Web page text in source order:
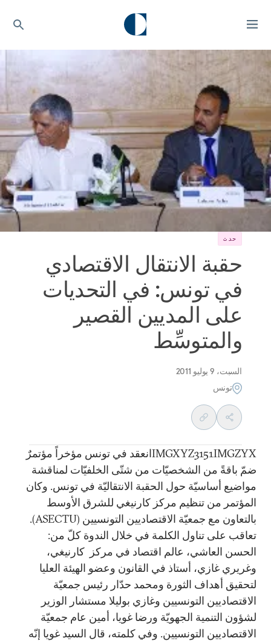
حدث
حقبة الانتقال الاقتصادي
في تونس: في التحديات
على المديين القصير
والمتوسِّط
السبت، 9 يوليو 2011
تونس
IMGXYZ3151IMGZYXانعقد في تونس مؤخراً مؤتمرٌ
ضمّ باقةً من الشخصيّات من شتّى الخلفيّات لمناقشة
مواضيع أساسيّة حول الحقبة الانتقاليّة في تونس. وكان
المؤتمر من تنظيم مركز كارنيغي للشرق الأوسط
بالتعاون مع جمعيّة الاقتصاديين التونسيين (ASECTU).
تعاقب على تناول الكلمة في خلال الندوة كلّ من:
الحسن العاشي، عالم اقتصاد في مركز كارنيغي،
وغريري غازي، أستاذ في القانون وعضو الهيئة العليا
لتحقيق أهداف الثورة ومحمد حدّار رئيس جمعيّة
الاقتصاديين التونسيين وغازي بوليلا مستشار الوزير
لشؤون التنمية الجهويّة ورضا غويا، أمين عام جمعيّة
الاقتصاديين التونسيين. وفي كلمته، قال السيد غويا إنّه